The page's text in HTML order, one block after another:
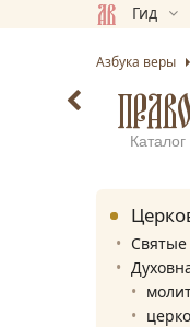
Гид
Азбука веры
Святые